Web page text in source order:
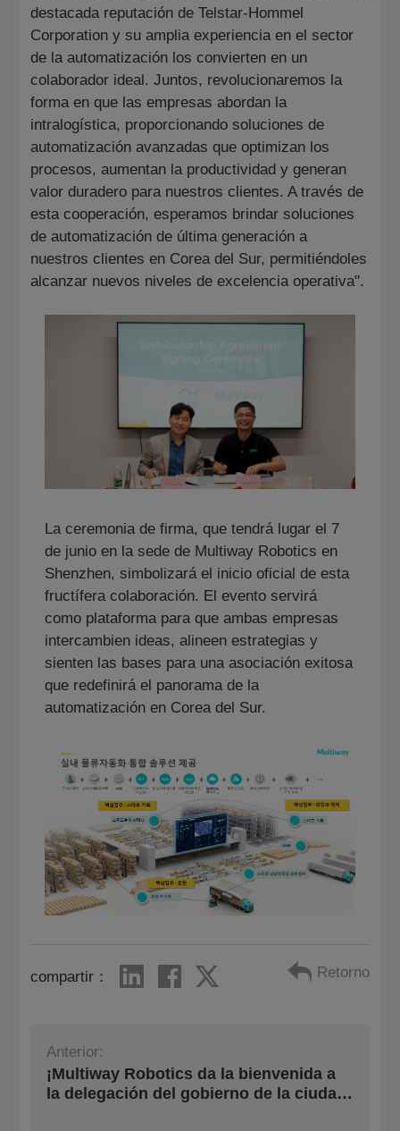
destacada reputación de Telstar-Hommel
Corporation y su amplia experiencia en el sector
de la automatización los convierten en un
colaborador ideal. Juntos, revolucionaremos la
forma en que las empresas abordan la
intralogística, proporcionando soluciones de
automatización avanzadas que optimizan los
procesos, aumentan la productividad y generan
valor duradero para nuestros clientes. A través de
esta cooperación, esperamos brindar soluciones
de automatización de última generación a
nuestros clientes en Corea del Sur, permitiéndoles
alcanzar nuevos niveles de excelencia operativa".
La ceremonia de firma, que tendrá lugar el 7
de junio en la sede de Multiway Robotics en
Shenzhen, simbolizará el inicio oficial de esta
fructífera colaboración. El evento servirá
como plataforma para que ambas empresas
intercambien ideas, alineen estrategias y
sienten las bases para una asociación exitosa
que redefinirá el panorama de la
automatización en Corea del Sur.
compartir： Retorno
Anterior:
¡Multiway Robotics da la bienvenida a
la delegación del gobierno de la ciudad